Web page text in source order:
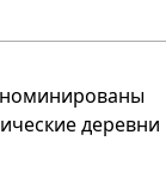
деревни